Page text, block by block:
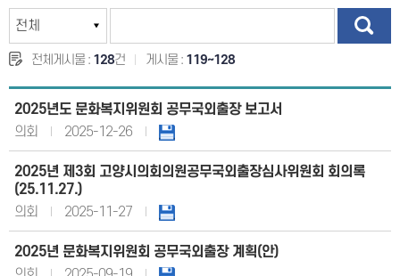
전체게시물 : 128건 게시물 : 119~128
2025년도 문화복지위원회 공무국외출장 보고서
의회
2025-12-26
2025년 제3회 고양시의회의원공무국외출장심사위원회 회의록
(25.11.27.)
의회
2025-11-27
2025년 문화복지위원회 공무국외출장 계획(안)